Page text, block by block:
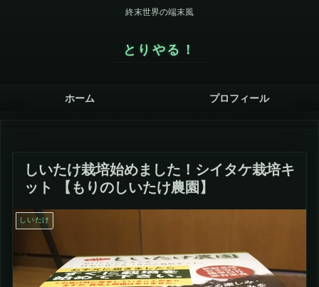
終末世界の端末風
とりやる！
ホーム プロフィール
しいたけ栽培始めました！シイタケ栽培キ
ット 【もりのしいたけ農園】
しいたけ